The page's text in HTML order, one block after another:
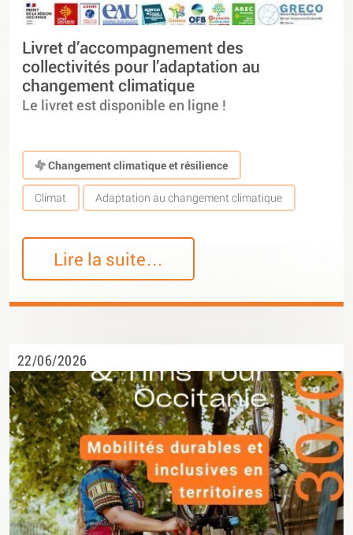
Livret d’accompagnement des
collectivités pour l’adaptation au
changement climatique
Le livret est disponible en ligne !
Changement climatique et résilience
Climat Adaptation au changement climatique
Lire la suite…
22/06/2026